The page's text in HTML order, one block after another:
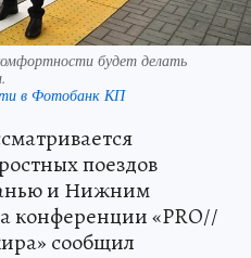
будет делать
в Фотобанк КП
поездов
и Нижним
конференции «PRO//
сообщил